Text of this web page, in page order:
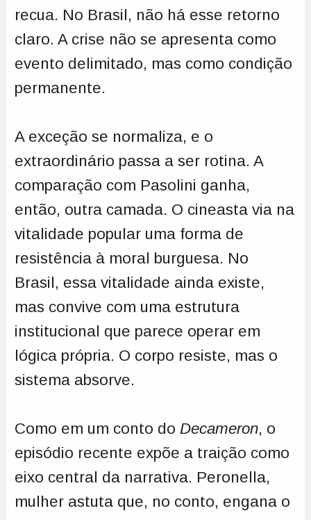
recua. No Brasil, não há esse retorno
claro. A crise não se apresenta como
evento delimitado, mas como condição
permanente.
A exceção se normaliza, e o
extraordinário passa a ser rotina. A
comparação com Pasolini ganha,
então, outra camada. O cineasta via na
vitalidade popular uma forma de
resistência à moral burguesa. No
Brasil, essa vitalidade ainda existe,
mas convive com uma estrutura
institucional que parece operar em
lógica própria. O corpo resiste, mas o
sistema absorve.
Como em um conto do Decameron, o
episódio recente expõe a traição como
eixo central da narrativa. Peronella,
mulher astuta que, no conto, engana o